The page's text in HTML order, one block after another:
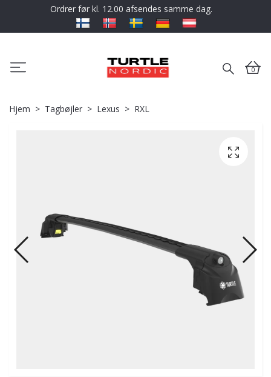
Ordrer før kl. 12.00 afsendes samme dag.
0
Hjem Tagbøjler Lexus RXL